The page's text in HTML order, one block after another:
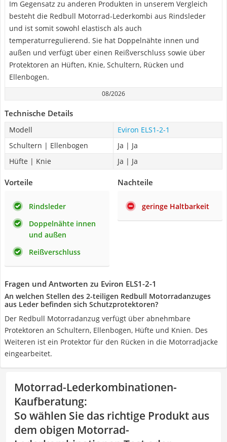
Im Gegensatz zu anderen Produkten in unserem Vergleich
besteht die Redbull Motorrad-Lederkombi aus Rindsleder
und ist somit sowohl elastisch als auch
temperaturregulierend. Sie hat Doppelnähte innen und
außen und verfügt über einen Reißverschluss sowie über
Protektoren an Hüften, Knie, Schultern, Rücken und
Ellenbogen.
08/2026
Technische Details
Modell
Eviron ELS1-2-1
Schultern | Ellenbogen
Ja | Ja
Hüfte | Knie
Ja | Ja
Vorteile
Rindsleder
Doppelnähte innen
und außen
Reißverschluss
Nachteile
geringe Haltbarkeit
Fragen und Antworten zu Eviron ELS1-2-1
An welchen Stellen des 2-teiligen Redbull Motorradanzuges
aus Leder befinden sich Schutzprotektoren?
Der Redbull Motorradanzug verfügt über abnehmbare
Protektoren an Schultern, Ellenbogen, Hüfte und Knien. Des
Weiteren ist ein Protektor für den Rücken in die Motorradjacke
eingearbeitet.
Motorrad-Lederkombinationen-
Kaufberatung:
So wählen Sie das richtige Produkt aus
dem obigen Motorrad-